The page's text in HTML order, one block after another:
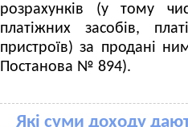
розрахунків (у тому
платіжних засобів,
пристроїв) за продані
Постанова № 894).
Які суми доходу